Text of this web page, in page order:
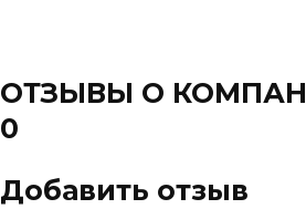
ОТЗЫВЫ О
0
Добавить отзыв